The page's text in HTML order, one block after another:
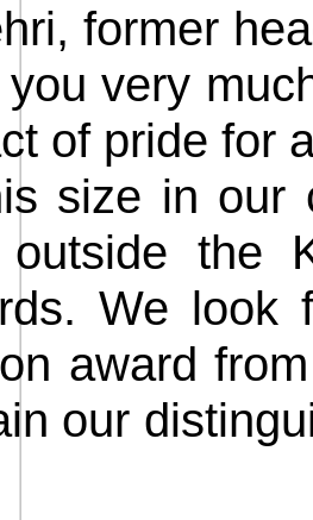
former
very
of pride for
size in our
the
We
award
our